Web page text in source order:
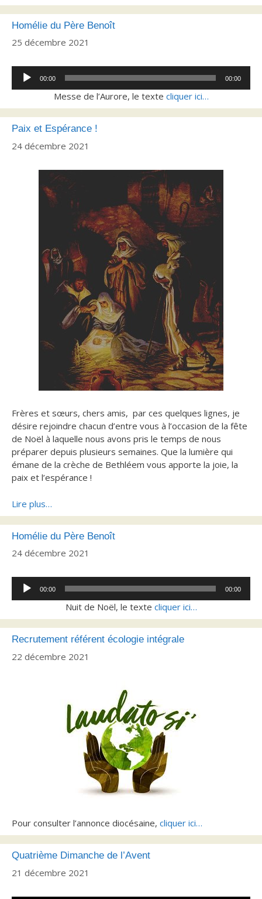
Homélie du Père Benoît
25 décembre 2021
Lecteur
audio
00:00 00:00
Messe de l’Aurore, le texte cliquer ici…
Paix et Espérance !
24 décembre 2021
Frères et sœurs, chers amis, par ces quelques lignes, je
désire rejoindre chacun d’entre vous à l’occasion de la fête
de Noël à laquelle nous avons pris le temps de nous
préparer depuis plusieurs semaines. Que la lumière qui
émane de la crèche de Bethléem vous apporte la joie, la
paix et l’espérance !
Lire plus…
Homélie du Père Benoît
24 décembre 2021
Lecteur
audio
00:00 00:00
Nuit de Noël, le texte cliquer ici…
Recrutement référent écologie intégrale
22 décembre 2021
Pour consulter l’annonce diocésaine, cliquer ici…
Quatrième Dimanche de l’Avent
21 décembre 2021